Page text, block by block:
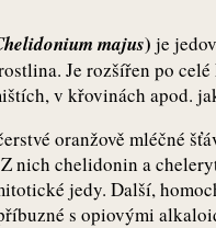
majus) je
Je rozšířen po celé
v křovinách apod.
oranžově mléčné
nich chelidonin a
jedy. Další,
s opiovými